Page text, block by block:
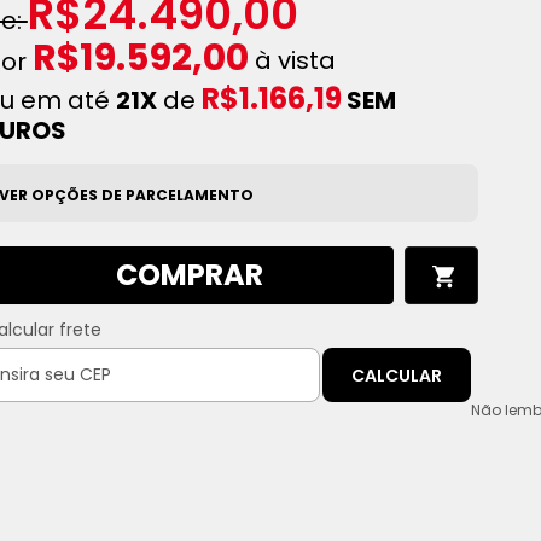
R$24.490,00
R$19.592,00 à vista
em até 21Xde R$1.166,19SEM
OPÇÕES DE PARCELAMENTO
COMPRAR
frete
CALCULAR
Não